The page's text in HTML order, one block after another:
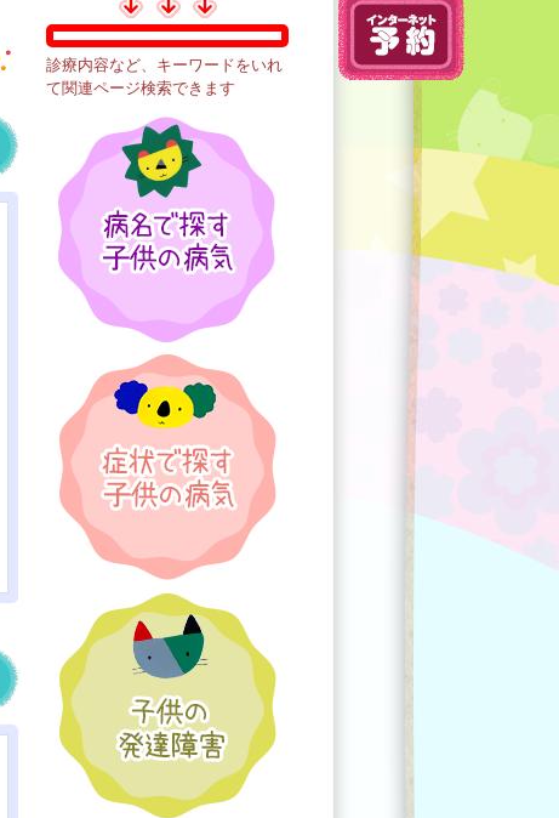
診療内容など、キーワードをいれ
て関連ページ検索できます